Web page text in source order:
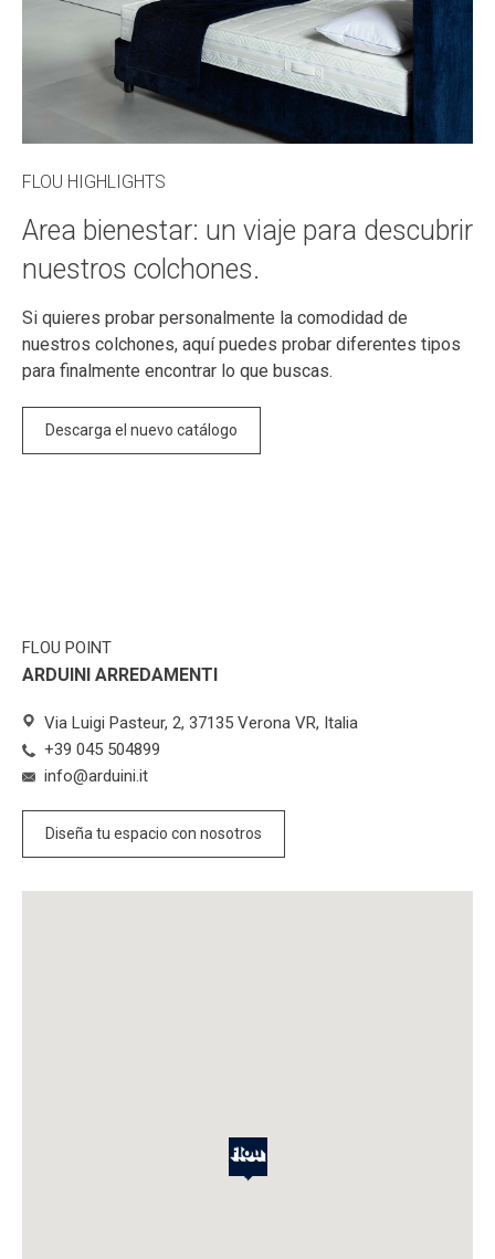
FLOU HIGHLIGHTS
Area bienestar: un viaje para descubrir
nuestros colchones.
Si quieres probar personalmente la comodidad de
nuestros colchones, aquí puedes probar diferentes tipos
para finalmente encontrar lo que buscas.
Descarga el nuevo catálogo
FLOU POINT
ARDUINI ARREDAMENTI
Via Luigi Pasteur, 2, 37135 Verona VR, Italia
+39 045 504899
info@arduini.it
Diseña tu espacio con nosotros